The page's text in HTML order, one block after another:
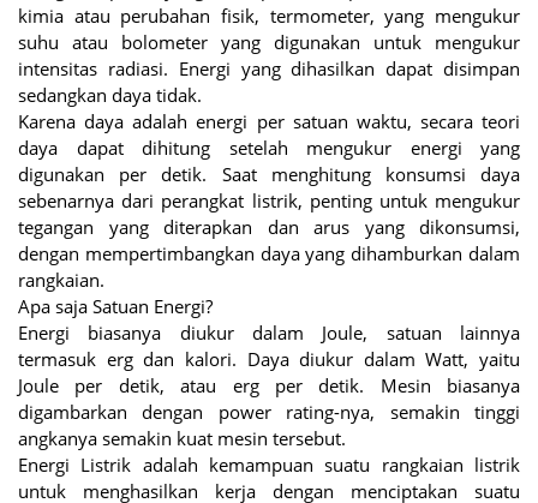
kimia atau perubahan fisik, termometer, yang mengukur
suhu atau bolometer yang digunakan untuk mengukur
intensitas radiasi. Energi yang dihasilkan dapat disimpan
sedangkan daya tidak.
Karena daya adalah energi per satuan waktu, secara teori
daya dapat dihitung setelah mengukur energi yang
digunakan per detik. Saat menghitung konsumsi daya
sebenarnya dari perangkat listrik, penting untuk mengukur
tegangan yang diterapkan dan arus yang dikonsumsi,
dengan mempertimbangkan daya yang dihamburkan dalam
rangkaian.
Apa saja Satuan Energi?
Energi biasanya diukur dalam Joule, satuan lainnya
termasuk erg dan kalori. Daya diukur dalam Watt, yaitu
Joule per detik, atau erg per detik. Mesin biasanya
digambarkan dengan power rating-nya, semakin tinggi
angkanya semakin kuat mesin tersebut.
Energi Listrik adalah kemampuan suatu rangkaian listrik
untuk menghasilkan kerja dengan menciptakan suatu